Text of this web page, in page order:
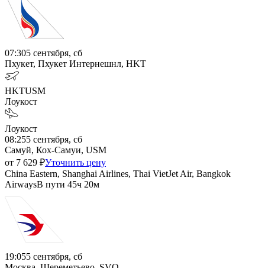
07:305 сентября, сб
Пхукет, Пхукет Интернешнл, HKT
HKTUSM
Лоукост
Лоукост
08:255 сентября, сб
Самуй, Кох-Самуи, USM
от 7 629 ₽Уточнить цену
China Eastern, Shanghai Airlines, Thai VietJet Air, Bangkok
AirwaysВ пути 45ч 20м
19:055 сентября, сб